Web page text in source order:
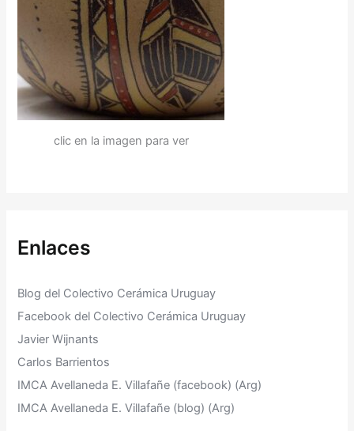
clic en la imagen para ver
Enlaces
Blog del Colectivo Cerámica Uruguay
Facebook del Colectivo Cerámica Uruguay
Javier Wijnants
Carlos Barrientos
IMCA Avellaneda E. Villafañe (facebook) (Arg)
IMCA Avellaneda E. Villafañe (blog) (Arg)